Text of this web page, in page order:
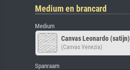
Medium en brancard
Medium
Canvas Leonardo (satijn)
(Canvas Venezia)
Spanraam